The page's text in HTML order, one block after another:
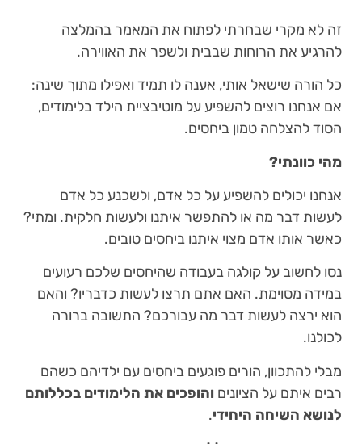
זה לא מקרי שבחרתי לפתוח את המאמר בהמלצה
להרגיע את הרוחות שבבית ולשפר את האווירה.
כל הורה שישאל אותי, אענה לו תמיד ואפילו מתוך שינה:
אם אנחנו רוצים להשפיע על מוטיבציית הילד בלימודים,
הסוד להצלחה טמון ביחסים.
מהי כוונתי?
אנחנו יכולים להשפיע על כל אדם, ולשכנע כל אדם
לעשות דבר מה או להתפשר איתנו ולעשות חלקית. ומתי?
כאשר אותו אדם מצוי איתנו ביחסים טובים.
נסו לחשוב על קולגה בעבודה שהיחסים שלכם רעועים
במידה מסוימת. האם אתם תרצו לעשות כדבריו? והאם
הוא ירצה לעשות דבר מה עבורכם? התשובה ברורה
לכולנו.
מבלי להתכוון, הורים פוגעים ביחסים עם ילדיהם כשהם
רבים איתם על הציונים והופכים את הלימודים בכללותם
לנושא השיחה היחידי.